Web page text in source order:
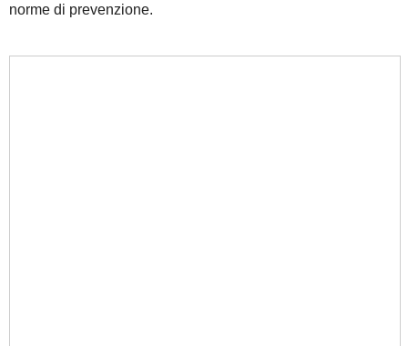
norme di prevenzione.